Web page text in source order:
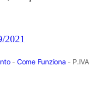
2021
- Come Funziona - P.IVA